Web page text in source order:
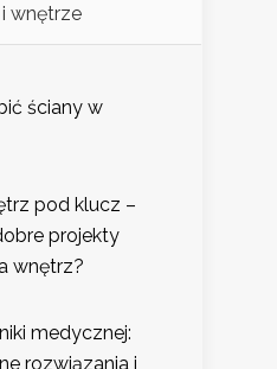
wnętrze
ściany w
pod klucz –
projekty
wnętrz?
medycznej:
rozwiązania i